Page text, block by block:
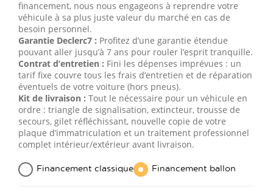
financement, nous nous engageons à reprendre votre
véhicule à sa plus juste valeur du marché en cas de
besoin personnel.
Garantie Declerc7 : Profitez d’une garantie étendue
pouvant aller jusqu’à 7 ans pour rouler l’esprit tranquille.
Contrat d’entretien : Fini les dépenses imprévues : un
tarif fixe couvre tous les frais d’entretien et de réparation
éventuels de votre voiture (hors pneus).
Kit de livraison : Tout le nécessaire pour un véhicule en
ordre : triangle de signalisation, extincteur, trousse de
secours, gilet réfléchissant, nouvelle copie de votre
plaque d’immatriculation et un traitement professionnel
complet intérieur/extérieur avant livraison.
Financement classique Financement ballon